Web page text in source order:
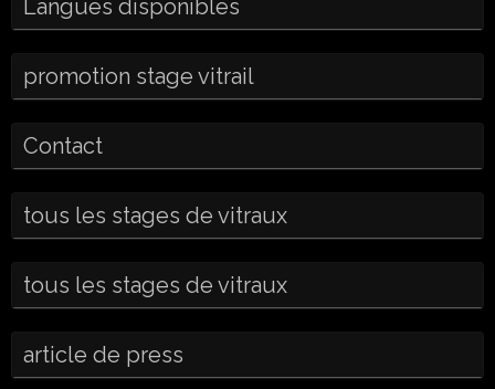
Langues disponibles
promotion stage vitrail
Contact
tous les stages de vitraux
tous les stages de vitraux
article de press